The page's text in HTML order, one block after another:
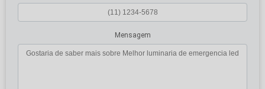
Mensagem